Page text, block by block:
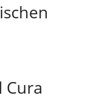
Cura